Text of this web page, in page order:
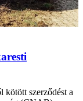
kötött szerződést a